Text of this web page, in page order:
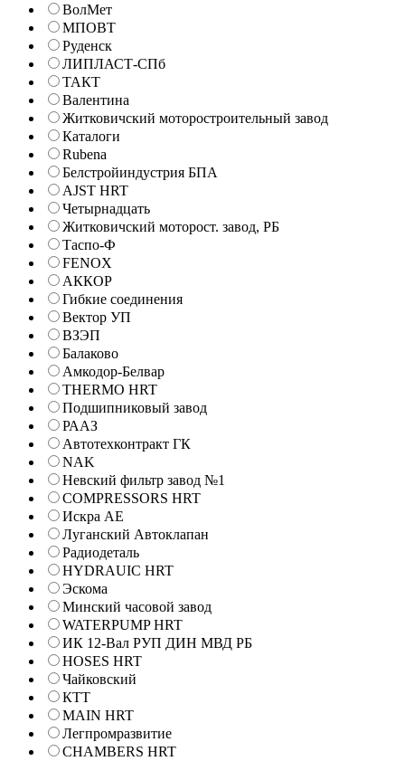
ВолМет
МПОВТ
Руденск
ЛИПЛАСТ-СПб
ТАКТ
Валентина
Житковичский моторостроительный завод
Каталоги
Rubena
Белстройиндустрия БПА
AJST HRT
Четырнадцать
Житковичский моторост. завод, РБ
Таспо-Ф
FENOX
АККОР
Гибкие соединения
Вектор УП
ВЗЭП
Балаково
Амкодор-Белвар
THERMO HRT
Подшипниковый завод
РААЗ
Автотехконтракт ГК
NAK
Невский фильтр завод №1
COMPRESSORS HRT
Искра АЕ
Луганский Автоклапан
Радиодеталь
HYDRAUIC HRT
Эскома
Минский часовой завод
WATERPUMP HRT
ИК 12-Вал РУП ДИН МВД РБ
HOSES HRT
Чайковский
КТТ
MAIN HRT
Легпромразвитие
CHAMBERS HRT